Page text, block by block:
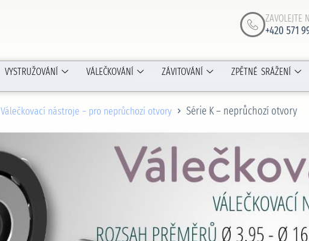
ZAVOLEJTE
+420 571
VYSTRUŽOVÁNÍ VÁLEČKOVÁNÍ ZÁVITOVÁNÍ ZPĚTNÉ SRÁŽENÍ
Válečkovací nástroje – pro neprůchozí otvory Série K – neprůchozí otvory